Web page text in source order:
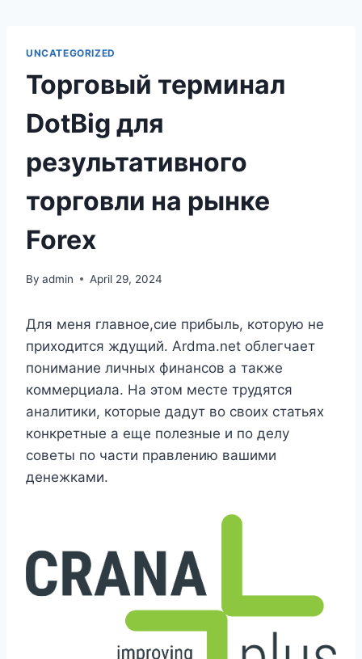
UNCATEGORIZED
Торговый терминал
DotBig для
результативного
торговли на рынке
Forex
By admin April 29, 2024
Для меня главное,сие прибыль, которую не
приходится ждущий. Ardma.net облегчает
понимание личных финансов а также
коммерциала. На этом месте трудятся
аналитики, которые дадут во своих статьях
конкретные а еще полезные и по делу
советы по части правлению вашими
денежками.